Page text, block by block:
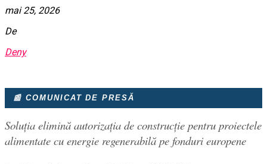
mai 25, 2026
De
Deny
📰 COMUNICAT DE PRESĂ
Soluția elimină autorizația de construcție pentru proiectele
alimentate cu energie regenerabilă pe fonduri europene